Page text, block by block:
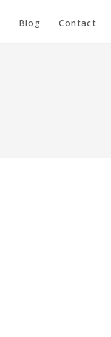
Blog Contact